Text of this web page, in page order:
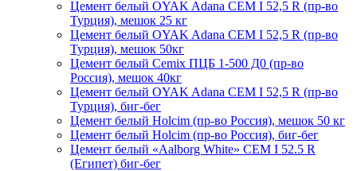
Цемент белый OYAK Adana CEM I 52,5 R (пр-во
Турция), мешок 25 кг
Цемент белый OYAK Adana CEM I 52,5 R (пр-во
Турция), мешок 50кг
Цемент белый Cemix ПЦБ 1-500 Д0 (пр-во
Россия), мешок 40кг
Цемент белый OYAK Adana CEM I 52,5 R (пр-во
Турция), биг-бег
Цемент белый Holcim (пр-во Россия), мешок 50 кг
Цемент белый Holcim (пр-во Россия), биг-бег
Цемент белый «Aalborg White» CEM I 52.5 R
(Египет) биг-бег